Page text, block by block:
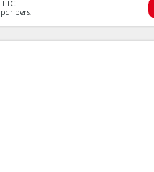
TTC
par pers.